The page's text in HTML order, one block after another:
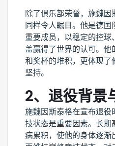
除了俱乐部荣誉，施魏
同样令人瞩目。他是德
重要成员，以稳定的控
盖赢得了世界的认可。
和奖杯的堆积，更体现
坚持。
2、退役背景
施魏因斯泰格在宣布退
技状态是重要因素。长
病累积，使他的身体逐